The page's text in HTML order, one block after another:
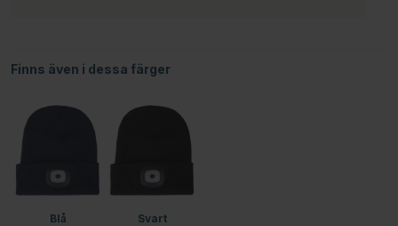
Finns även i dessa färger
Blå Svart